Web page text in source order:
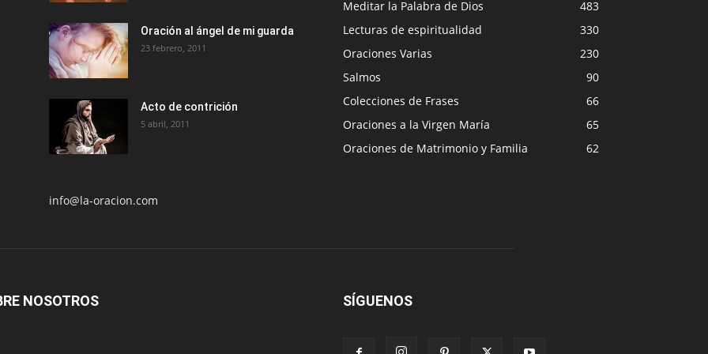
Oración al ángel de mi guarda
23 febrero, 2011
Acto de contrición
5 abril, 2011
info@la-oracion.com
Meditar la Palabra de Dios
483
Lecturas de espiritualidad
330
Oraciones Varias
230
Salmos
90
Colecciones de Frases
66
Oraciones a la Virgen María
65
Oraciones de Matrimonio y Familia
62
NOSOTROS SÍGUENOS